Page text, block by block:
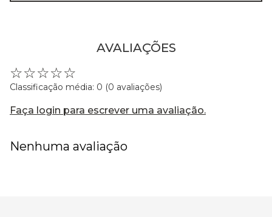
AVALIAÇÕES
☆☆☆☆☆
Classificação média: 0 (0 avaliações)
Faça login para escrever uma avaliação.
Nenhuma avaliação